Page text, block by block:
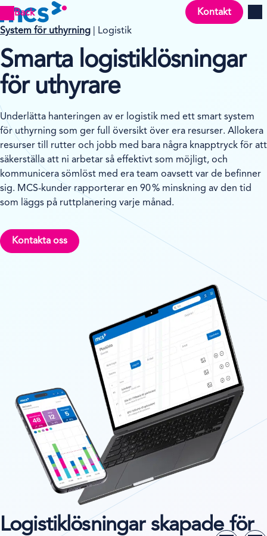
Back Kontakt
System för uthyrning | Logistik
Smarta logistiklösningar
för uthyrare
Underlätta hanteringen av er logistik med ett smart system
för uthyrning som ger full översikt över era resurser. Allokera
resurser till rutter och jobb med bara några knapptryck för att
säkerställa att ni arbetar så effektivt som möjligt, och
kommunicera sömlöst med era team oavsett var de befinner
sig. MCS-kunder rapporterar en 90 % minskning av den tid
som läggs på ruttplanering varje månad.
Kontakta oss
Logistiklösningar skapade för